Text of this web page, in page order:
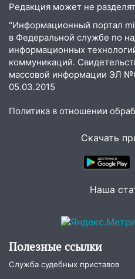
ульяновский
курьеру мошенников
13:16 На
уступил дорогу и
водитель
13:01 В Засвияжье
летнюю женщину на
В Новой
велосипедиста на
ливня: дорожникам
10:40 Новый мост
Ульяновске
Редакция может не
"Информационный портал
в Федеральной службе по
информационных
коммуникаций.
массовой информации ЭЛ
05.03.2015
Политика в отношении
Скачать
Наша
Полезные ссылки
Служба судебных приставов